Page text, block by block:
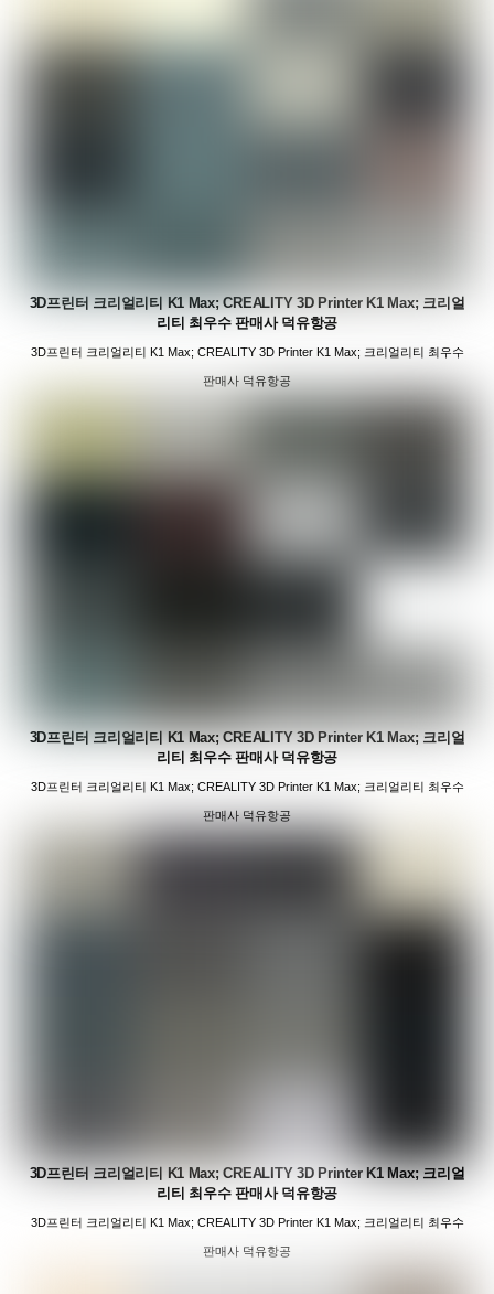
3D프린터 크리얼리티 K1 Max; CREALITY 3D Printer K1 Max; 크리얼
리티 최우수 판매사 덕유항공
3D프린터 크리얼리티 K1 Max; CREALITY 3D Printer K1 Max; 크리얼리티 최우수
판매사 덕유항공
3D프린터 크리얼리티 K1 Max; CREALITY 3D Printer K1 Max; 크리얼
리티 최우수 판매사 덕유항공
3D프린터 크리얼리티 K1 Max; CREALITY 3D Printer K1 Max; 크리얼리티 최우수
판매사 덕유항공
3D프린터 크리얼리티 K1 Max; CREALITY 3D Printer K1 Max; 크리얼
리티 최우수 판매사 덕유항공
3D프린터 크리얼리티 K1 Max; CREALITY 3D Printer K1 Max; 크리얼리티 최우수
판매사 덕유항공